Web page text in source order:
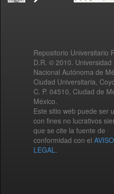
Repositorio Universitario
D.R. © 2010. Universidad
Nacional Autónoma de
Ciudad Universitaria,
C. P. 04510, Ciudad de
México.
Este sitio web puede ser
con fines no lucrativos
que se cite la fuente de
conformidad con el AVISO
LEGAL.